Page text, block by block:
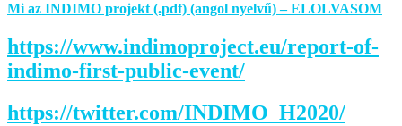
Mi az INDIMO projekt (.pdf) (angol nyelvű) – ELOLVASOM
https://www.indimoproject.eu/report-of-
indimo-first-public-event/
https://twitter.com/INDIMO_H2020/